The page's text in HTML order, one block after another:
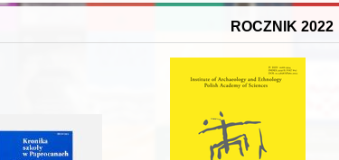
ROCZNIK 2022